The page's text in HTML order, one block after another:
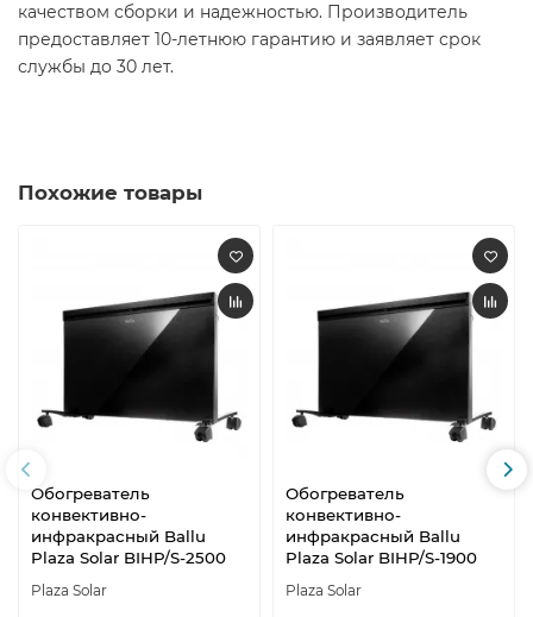
качеством сборки и надежностью. Производитель
предоставляет 10-летнюю гарантию и заявляет срок
службы до 30 лет.​
Похожие товары
Обогреватель
конвективно-
инфракрасный Ballu
Plaza Solar BIHP/S-2500
Plaza Solar
Обогреватель
конвективно-
инфракрасный Ballu
Plaza Solar BIHP/S-1900
Plaza Solar